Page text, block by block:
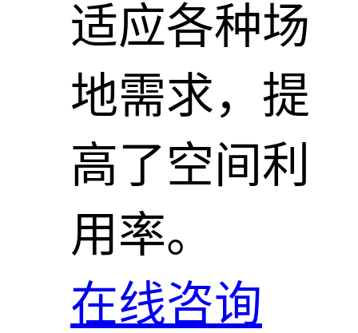
适应各种场
地需求，提
高了空间利
用率。
在线咨询